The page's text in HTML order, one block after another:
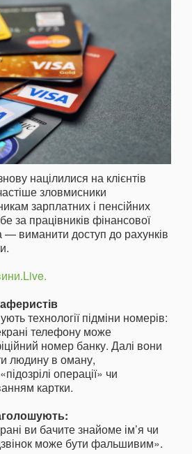
націлилися на клієнтів
зловмисники
зарплатних і пенсійних
за працівників фінансової
— виманити доступ до рахунків
технології підміни номерів:
телефону може
номер банку. Далі вони
людину в оману,
операції» чи
картки.
ви бачите знайоме ім’я чи
може бути фальшивим».